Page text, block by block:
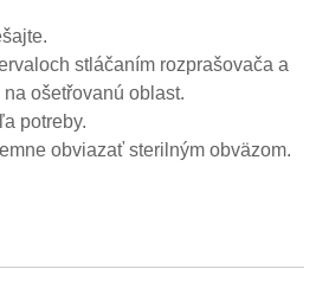
stláčaním rozprašovača a
ošetřovanú oblast.
potreby.
obviazať sterilným obväzom.